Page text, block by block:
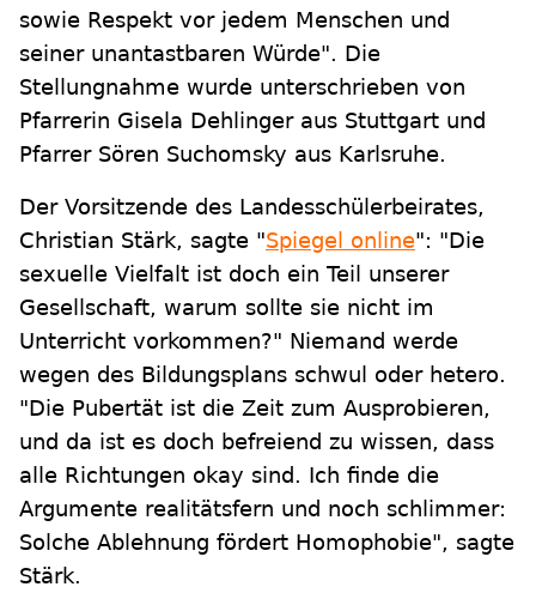
sowie Respekt vor jedem Menschen und
seiner unantastbaren Würde". Die
Stellungnahme wurde unterschrieben von
Pfarrerin Gisela Dehlinger aus Stuttgart und
Pfarrer Sören Suchomsky aus Karlsruhe.
Der Vorsitzende des Landesschülerbeirates,
Christian Stärk, sagte "Spiegel online": "Die
sexuelle Vielfalt ist doch ein Teil unserer
Gesellschaft, warum sollte sie nicht im
Unterricht vorkommen?" Niemand werde
wegen des Bildungsplans schwul oder hetero.
"Die Pubertät ist die Zeit zum Ausprobieren,
und da ist es doch befreiend zu wissen, dass
alle Richtungen okay sind. Ich finde die
Argumente realitätsfern und noch schlimmer:
Solche Ablehnung fördert Homophobie", sagte
Stärk.